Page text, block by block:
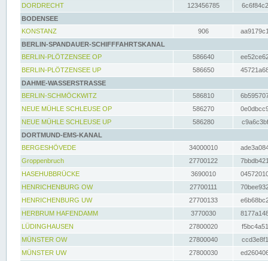
DORDRECHT
123456785
BODENSEE
KONSTANZ
906
BERLIN-SPANDAUER-SCHIFFFAHRTSKANAL
BERLIN-PLÖTZENSEE OP
586640
BERLIN-PLÖTZENSEE UP
586650
DAHME-WASSERSTRASSE
BERLIN-SCHMÖCKWITZ
586810
NEUE MÜHLE SCHLEUSE OP
586270
NEUE MÜHLE SCHLEUSE UP
586280
DORTMUND-EMS-KANAL
BERGESHÖVEDE
34000010
Groppenbruch
27700122
HASEHUBBRÜCKE
3690010
HENRICHENBURG OW
27700111
HENRICHENBURG UW
27700133
HERBRUM HAFENDAMM
3770030
LÜDINGHAUSEN
27800020
MÜNSTER OW
27800040
MÜNSTER UW
27800030